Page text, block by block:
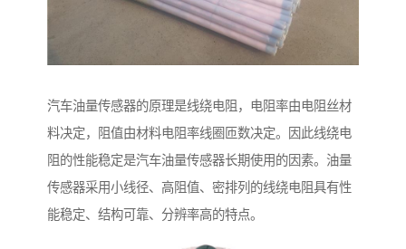
汽车油量传感器的原理是线绕电阻，电阻率由电阻丝材
料决定，阻值由材料电阻率线圈匝数决定。因此线绕电
阻的性能稳定是汽车油量传感器长期使用的因素。油量
传感器采用小线径、高阻值、密排列的线绕电阻具有性
能稳定、结构可靠、分辨率高的特点。